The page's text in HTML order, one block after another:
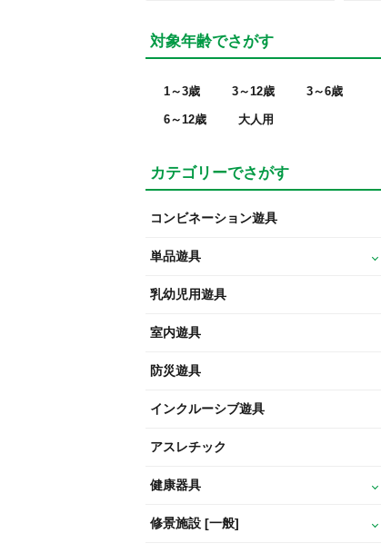
対象年齢でさがす
1～3歳 3～12歳 3～6歳
6～12歳 大人用
カテゴリーでさがす
コンビネーション遊具
単品遊具
乳幼児用遊具
室内遊具
防災遊具
インクルーシブ遊具
アスレチック
健康器具
修景施設 [一般]